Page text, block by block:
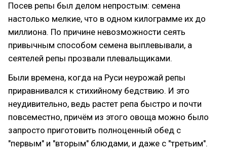
Посев репы был делом непростым: семена
настолько мелкие, что в одном килограмме их до
миллиона. По причине невозможности сеять
привычным способом семена выплевывали, а
сеятелей репы прозвали плевальщиками.
Были времена, когда на Руси неурожай репы
приравнивался к стихийному бедствию. И это
неудивительно, ведь растет репа быстро и почти
повсеместно, причём из этого овоща можно было
запросто приготовить полноценный обед с
"первым" и "вторым" блюдами, и даже с "третьим".